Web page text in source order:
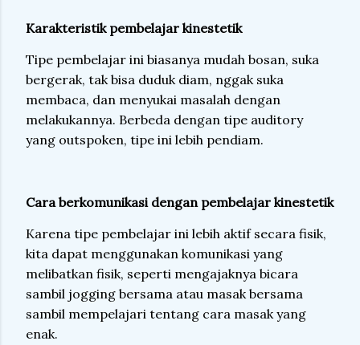
Karakteristik pembelajar kinestetik
Tipe pembelajar ini biasanya mudah bosan, suka
bergerak, tak bisa duduk diam, nggak suka
membaca, dan menyukai masalah dengan
melakukannya. Berbeda dengan tipe auditory
yang outspoken, tipe ini lebih pendiam.
Cara berkomunikasi dengan pembelajar kinestetik
Karena tipe pembelajar ini lebih aktif secara fisik,
kita dapat menggunakan komunikasi yang
melibatkan fisik, seperti mengajaknya bicara
sambil jogging bersama atau masak bersama
sambil mempelajari tentang cara masak yang
enak.